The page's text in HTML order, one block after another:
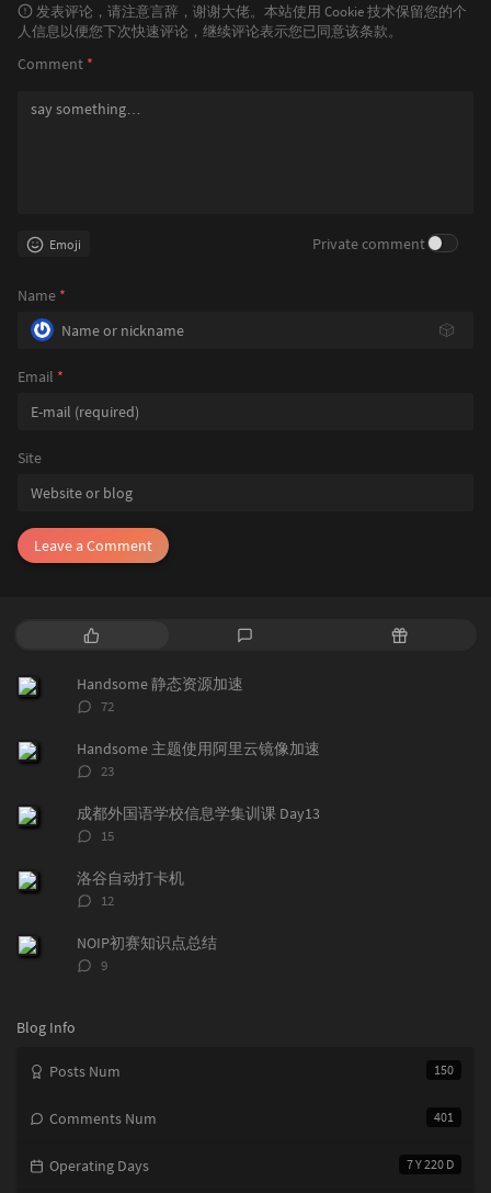
发表评论，请注意言辞，谢谢大佬。本站使用 Cookie 技术保留您的个
人信息以便您下次快速评论，继续评论表示您已同意该条款。
Comment *
Emoji Private comment
Name *
🎲
Email *
Site
Leave a Comment
P
u
a
r
r
t
c
l
s
t
m
R
Handsome 静态资源加速
评
数：
72
Handsome 主题使用阿里云镜像加速
评
数：
23
成都外国语学校信息学集训课 Day13
评
数：
15
洛谷自动打卡机
评
数：
12
NOIP初赛知识点总结
评
9
Blog Info
150
Posts Num
401
Comments Num
7 Y 220 D
Operating Days